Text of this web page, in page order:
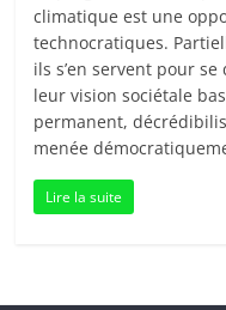
climatique est une
technocratiques.
ils s’en servent pour
leur vision sociétale
permanent,
menée
Lire la suite